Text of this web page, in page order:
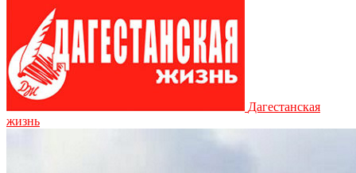
Дагестанская
жизнь